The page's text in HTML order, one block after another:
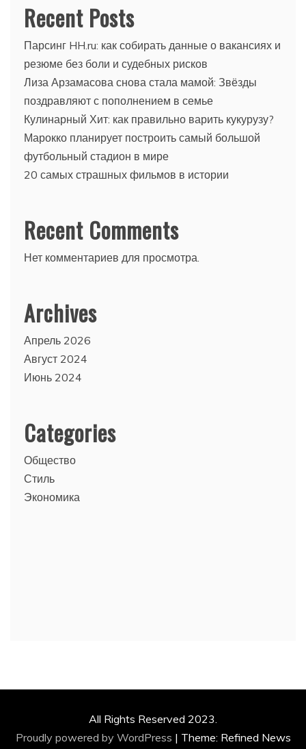
Recent Posts
Парсинг HH.ru: как собирать данные о вакансиях и
резюме без боли и судебных рисков
Лиза Арзамасова снова стала мамой: Звёзды
поздравляют с пополнением в семье
Кулинарный Хит: как правильно варить кукурузу?
Марокко планирует построить самый большой
футбольный стадион в мире
20 самых страшных фильмов в истории
Recent Comments
Нет комментариев для просмотра.
Archives
Апрель 2026
Август 2024
Июнь 2024
Categories
Общество
Стиль
Экономика
All Rights Reserved 2023.
Proudly powered by WordPress | Theme: Refined News